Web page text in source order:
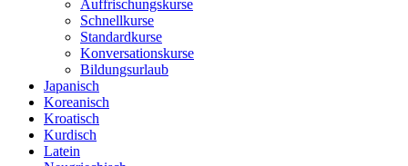
Auffrischungskurse
Schnellkurse
Standardkurse
Konversationskurse
Bildungsurlaub
Japanisch
Koreanisch
Kroatisch
Kurdisch
Latein